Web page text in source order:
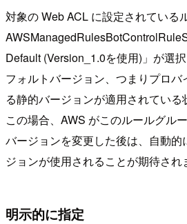
対象の Web ACL に設定されている
Default (Version_1.0を使用)」が選
フォルトバージョン、つまりプロ
る静的バージョンが適用されている
この場合、AWS がこのルールグル
バージョンを変更した後は、自動
ジョンが使用されることが期待され
明示的に指定